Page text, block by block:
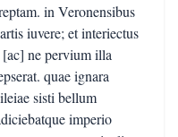
in Veronensibus
iuvere; et interiectus
ne pervium illa
quae ignara
sisti bellum
imperio